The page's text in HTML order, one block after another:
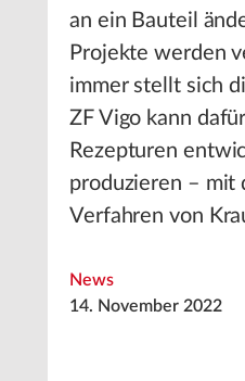
an ein Bauteil
Projekte werden
immer stellt sich
ZF Vigo kann
Rezepturen
produzieren – mit
Verfahren von
News
14. November 2022